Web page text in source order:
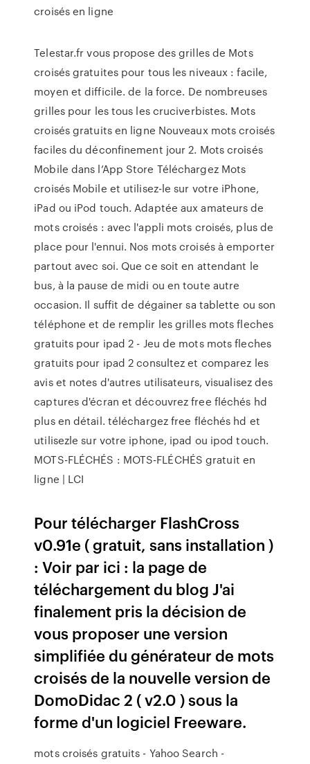
croisés en ligne
Telestar.fr vous propose des grilles de Mots
croisés gratuites pour tous les niveaux : facile,
moyen et difficile. de la force. De nombreuses
grilles pour les tous les cruciverbistes. Mots
croisés gratuits en ligne Nouveaux mots croisés
faciles du déconfinement jour 2. ‎Mots croisés
Mobile dans l’App Store Téléchargez Mots
croisés Mobile et utilisez-le sur votre iPhone,
iPad ou iPod touch. ‎Adaptée aux amateurs de
mots croisés : avec l'appli mots croisés, plus de
place pour l'ennui. Nos mots croisés à emporter
partout avec soi. Que ce soit en attendant le
bus, à la pause de midi ou en toute autre
occasion. Il suffit de dégainer sa tablette ou son
téléphone et de remplir les grilles mots fleches
gratuits pour ipad 2 - Jeu de mots mots fleches
gratuits pour ipad 2 consultez et comparez les
avis et notes d'autres utilisateurs, visualisez des
captures d'écran et découvrez free fléchés hd
plus en détail. téléchargez free fléchés hd et
utilisezle sur votre iphone, ipad ou ipod touch.
MOTS-FLÉCHÉS : MOTS-FLÉCHÉS gratuit en
ligne | LCI
Pour télécharger FlashCross
v0.91e ( gratuit, sans installation )
: Voir par ici : la page de
téléchargement du blog J'ai
finalement pris la décision de
vous proposer une version
simplifiée du générateur de mots
croisés de la nouvelle version de
DomoDidac 2 ( v2.0 ) sous la
forme d'un logiciel Freeware.
mots croisés gratuits - Yahoo Search -